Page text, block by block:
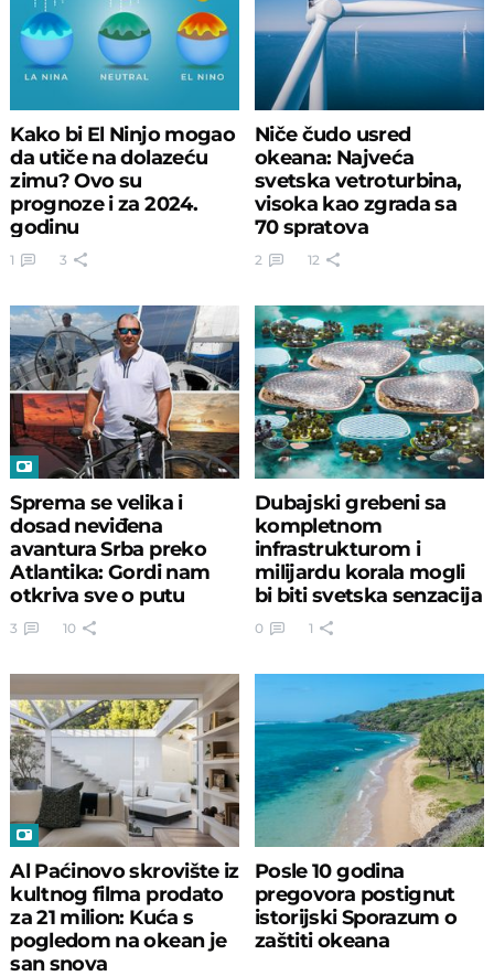
Kako bi El Ninjo mogao
da utiče na dolazeću
zimu? Ovo su
prognoze i za 2024.
godinu
1 3
Niče čudo usred
okeana: Najveća
svetska vetroturbina,
visoka kao zgrada sa
70 spratova
2 12
Sprema se velika i
dosad neviđena
avantura Srba preko
Atlantika: Gordi nam
otkriva sve o putu
decenije
3 10
Dubajski grebeni sa
kompletnom
infrastrukturom i
milijardu korala mogli
bi biti svetska senzacija
0 1
Al Paćinovo skrovište iz
kultnog filma prodato
za 21 milion: Kuća s
pogledom na okean je
san snova
Posle 10 godina
pregovora postignut
istorijski Sporazum o
zaštiti okeana